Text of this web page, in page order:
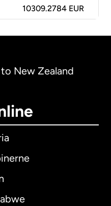
10309.2784 EUR
New Zealand